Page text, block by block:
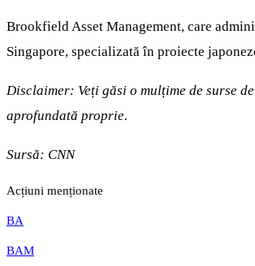
Brookfield Asset Management, care
Singapore, specializată în proiecte
Disclaimer: Veți găsi o mulțime de surse
aprofundată proprie.
Sursă: CNN
Acțiuni menționate
BA
BAM